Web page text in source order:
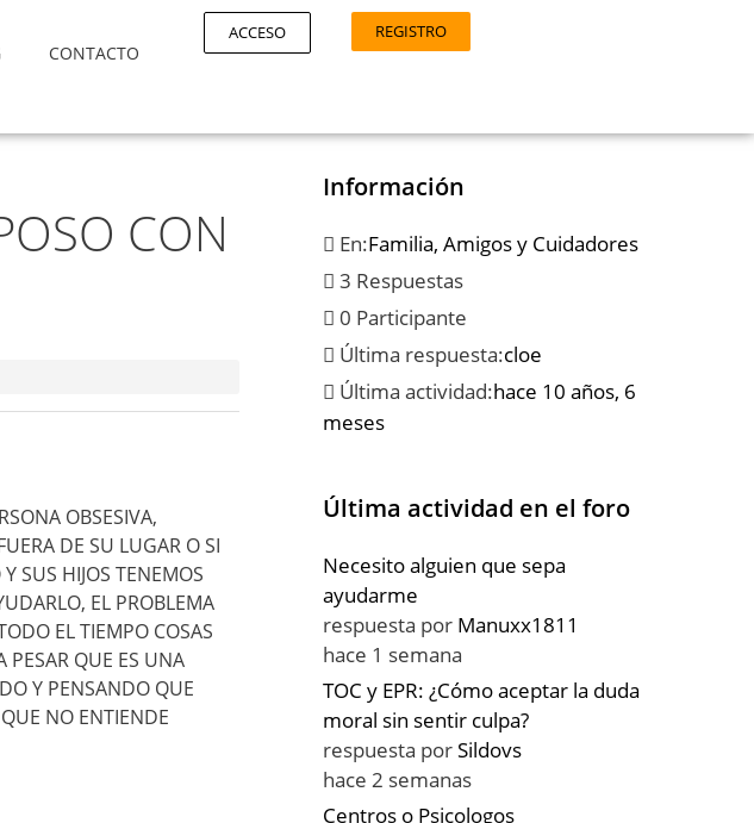
CONTACTO
ACCESO REGISTRO
CON
OBSESIVA,
DE SU LUGAR O SI
SUS HIJOS TENEMOS
EL PROBLEMA
EL TIEMPO COSAS
PESAR QUE ES UNA
Y PENSANDO QUE
NO ENTIENDE
Información
En:Familia, Amigos y Cuidadores
3 Respuestas
0 Participante
Última respuesta:cloe
Última actividad:hace 10 años, 6
meses
Última actividad en el foro
Necesito alguien que sepa
ayudarme
respuesta por Manuxx1811
hace 1 semana
TOC y EPR: ¿Cómo aceptar la duda
moral sin sentir culpa?
respuesta porSildovs
hace 2 semanas
Centros o Psicologos